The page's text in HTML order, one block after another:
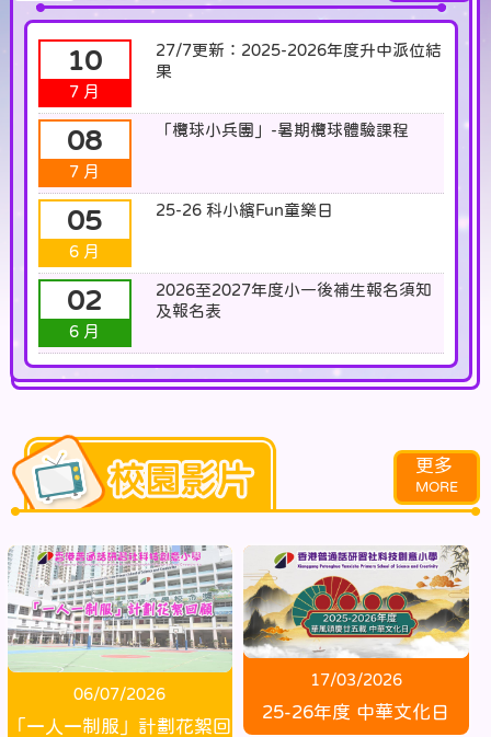
10
7 月
27/7更新：2025-2026年度升中派位結
果
08
7 月
「欖球小兵團」-暑期欖球體驗課程
05
6 月
25-26 科小繽Fun童樂日
02
6 月
2026至2027年度小一後補生報名須知
及報名表
更多
06/07/2026
「一人一制服」計劃花絮回
17/03/2026
25-26年度 中華文化日